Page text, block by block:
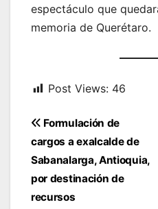
espectáculo que
memoria de Querétaro.
Post Views: 46
Navegación
de
entradas
Formulación de
cargos a exalcalde de
Sabanalarga, Antioquia,
por destinación de
recursos